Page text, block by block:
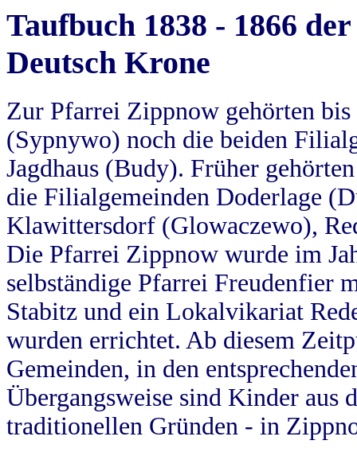
Taufbuch 1838 - 1866
Deutsch Krone
Zur Pfarrei Zippnow gehörten
(Sypnywo) noch die beiden
Jagdhaus (Budy). Früher
die Filialgemeinden Doderlage
Klawittersdorf (Glowaczewo),
Die Pfarrei Zippnow wurde im
selbständige Pfarrei Freudenfier
Stabitz und ein Lokalvikariat
wurden errichtet. Ab diesem
Gemeinden, in den
Übergangsweise sind Kinder aus
traditionellen Gründen - in